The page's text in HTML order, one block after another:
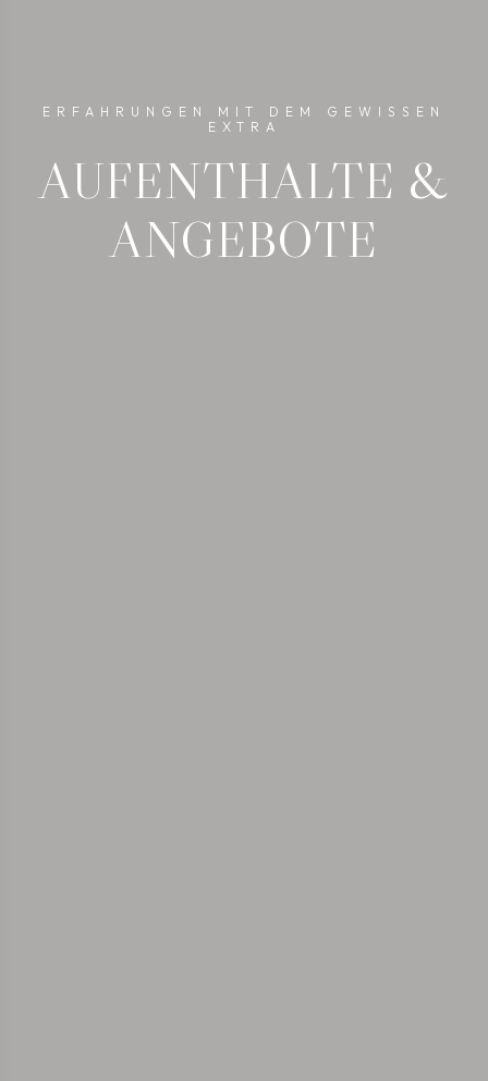
ERFAHRUNGEN MIT DEM GEWISSEN
EXTRA
AUFENTHALTE &
ANGEBOTE